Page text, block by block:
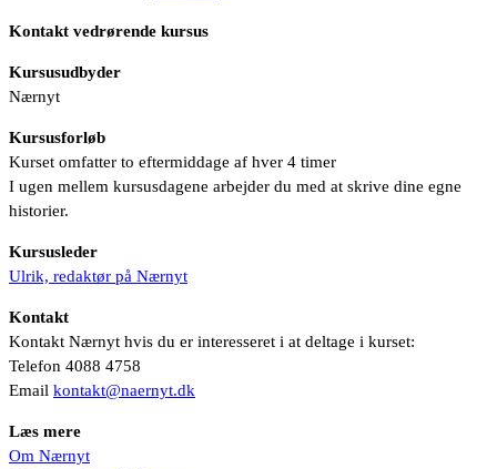
Kontakt vedrørende kursus
Kursusudbyder
Nærnyt
Kursusforløb
Kurset omfatter to eftermiddage af hver 4 timer
I ugen mellem kursusdagene arbejder du med at skrive dine egne
historier.
Kursusleder
Ulrik, redaktør på Nærnyt
Kontakt
Kontakt Nærnyt hvis du er interesseret i at deltage i kurset:
Telefon 4088 4758
Email kontakt@naernyt.dk
Læs mere
Om Nærnyt